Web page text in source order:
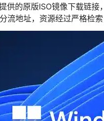
的原版ISO镜像下载链
流地址，资源经过严格检索